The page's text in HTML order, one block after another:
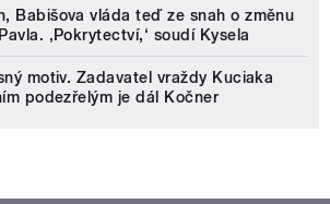
Babišova vláda teď ze snah o změnu
‚Pokrytectví,‘ soudí Kysela
motiv. Zadavatel vraždy Kuciaka
podezřelým je dál Kočner